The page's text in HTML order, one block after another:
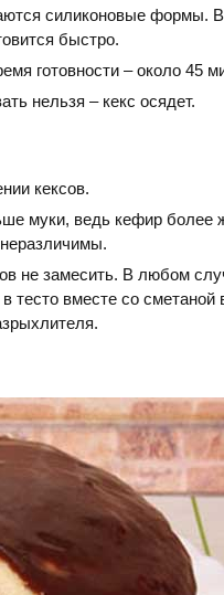
силиконовые формы.
быстро.
готовности – около 45
нельзя – кекс осядет.
кексов.
муки, ведь кефир более
не замесить. В любом
тесто вместе со сметаной